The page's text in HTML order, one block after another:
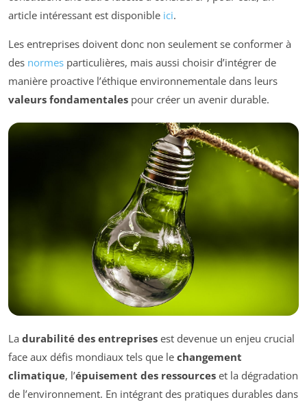
article intéressant est disponible ici.
Les entreprises doivent donc non seulement se conformer à
des normes particulières, mais aussi choisir d’intégrer de
manière proactive l’éthique environnementale dans leurs
valeurs fondamentales pour créer un avenir durable.
La durabilité des entreprises est devenue un enjeu crucial
face aux défis mondiaux tels que le changement
climatique, l’épuisement des ressources et la dégradation
de l’environnement. En intégrant des pratiques durables dans